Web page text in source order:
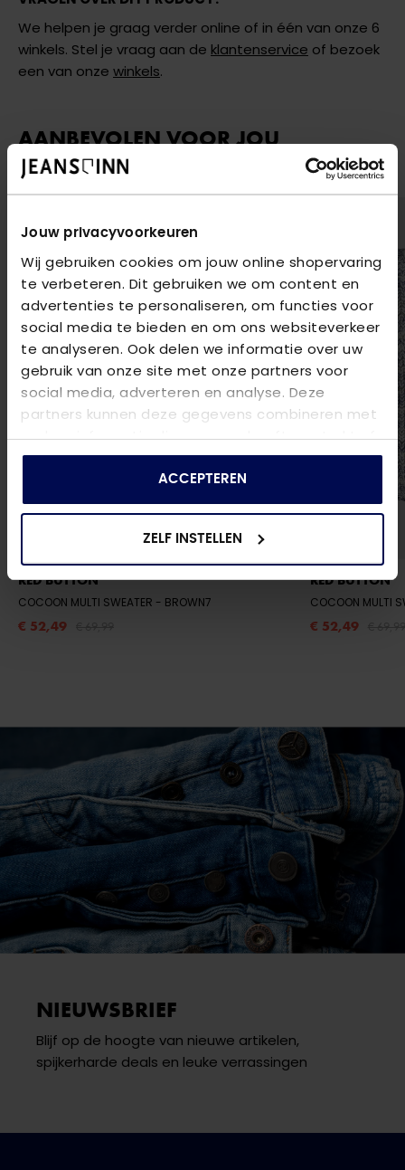
Jouw privacyvoorkeuren
Wij gebruiken cookies om jouw online shopervaring
te verbeteren. Dit gebruiken we om content en
advertenties te personaliseren, om functies voor
social media te bieden en om ons websiteverkeer
te analyseren. Ook delen we informatie over uw
gebruik van onze site met onze partners voor
social media, adverteren en analyse. Deze
partners kunnen deze gegevens combineren met
andere informatie die u aan ze heeft verstrekt of
die ze hebben verzameld op basis van uw gebruik
ACCEPTEREN
ZELF INSTELLEN
We helpen je graag verder online of in één van onze 6
winkels. Stel je vraag aan de klantenservice of bezoek
een van onze winkels.
AANBEVOLEN VOOR JOU
Shop hier de meest recente items van Red Button
RED BUTTON
COCOON MULTI SWEATER - BROWN7
€ 52,49
RED BUTTON
COCOON MULTI
€ 52,49
NIEUWSBRIEF
Blijf op de hoogte van nieuwe artikelen,
spijkerharde deals en leuke verrassingen